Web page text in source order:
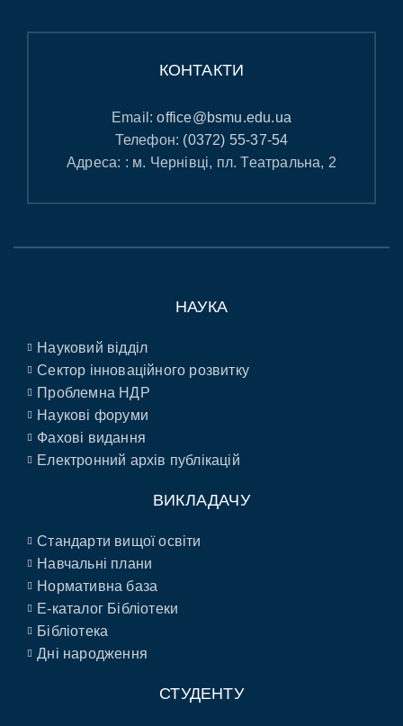
КОНТАКТИ
Email:office@bsmu.edu.ua
Телефон: (0372) 55-37-54
Адреса: : м. Чернівці, пл. Театральна, 2
НАУКА
Науковий відділ
Сектор інноваційного розвитку
Проблемна НДР
Наукові форуми
Фахові видання
Електронний архів публікацій
ВИКЛАДАЧУ
Стандарти вищої освіти
Навчальні плани
Нормативна база
E-каталог Бібліотеки
Бібліотека
Дні народження
СТУДЕНТУ